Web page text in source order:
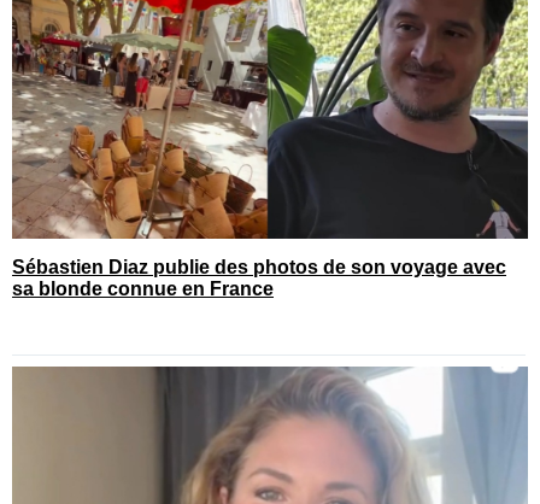
Sébastien Diaz publie des photos de son voyage avec
sa blonde connue en France